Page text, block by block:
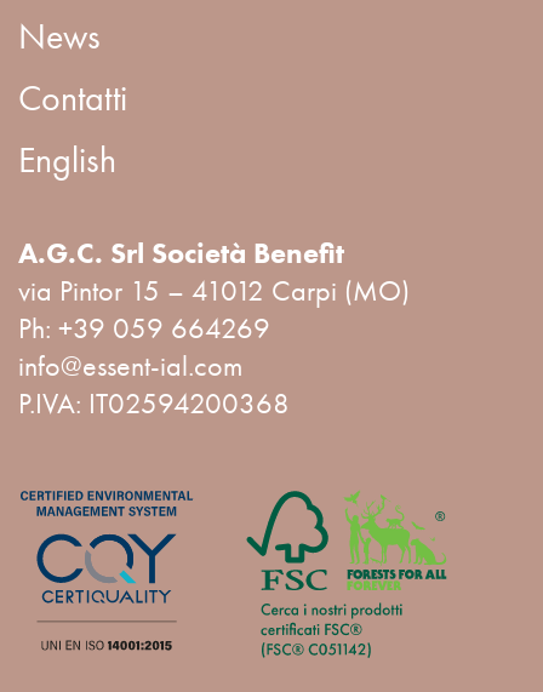
News
Contatti
English
A.G.C. Srl Società Benefit
via Pintor 15 – 41012 Carpi (MO)
Ph: +39 059 664269
info@essent-ial.com
P.IVA: IT02594200368